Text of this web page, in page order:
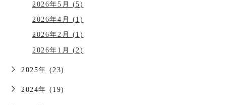
2026年5月 (5)
2026年4月 (1)
2026年2月 (1)
2026年1月 (2)
2025年 (23)
2024年 (19)